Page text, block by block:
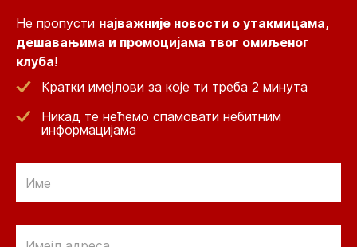
Не пропусти најважније новости о утакмицама,
дешавањима и промоцијама твог омиљеног
клуба!
Кратки имејлови за које ти треба 2 минута
Никад те нећемо спамовати небитним
информацијама